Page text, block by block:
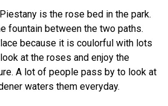
is the rose bed in the park.
fountain between the two paths.
because it is coulorful with lots
at the roses and enjoy the
A lot of people pass by to look at
waters them everyday.